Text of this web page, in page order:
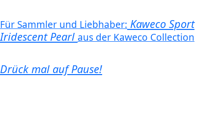
Für Sammler und Liebhaber: Kaweco Sport
Iridescent Pearl aus der Kaweco Collection
Drück mal auf Pause!